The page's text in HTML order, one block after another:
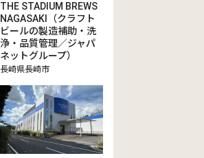
THE STADIUM BREWS
NAGASAKI（クラフト
ビールの製造補助・洗
浄・品質管理／ジャパ
ネットグループ）
長崎県長崎市